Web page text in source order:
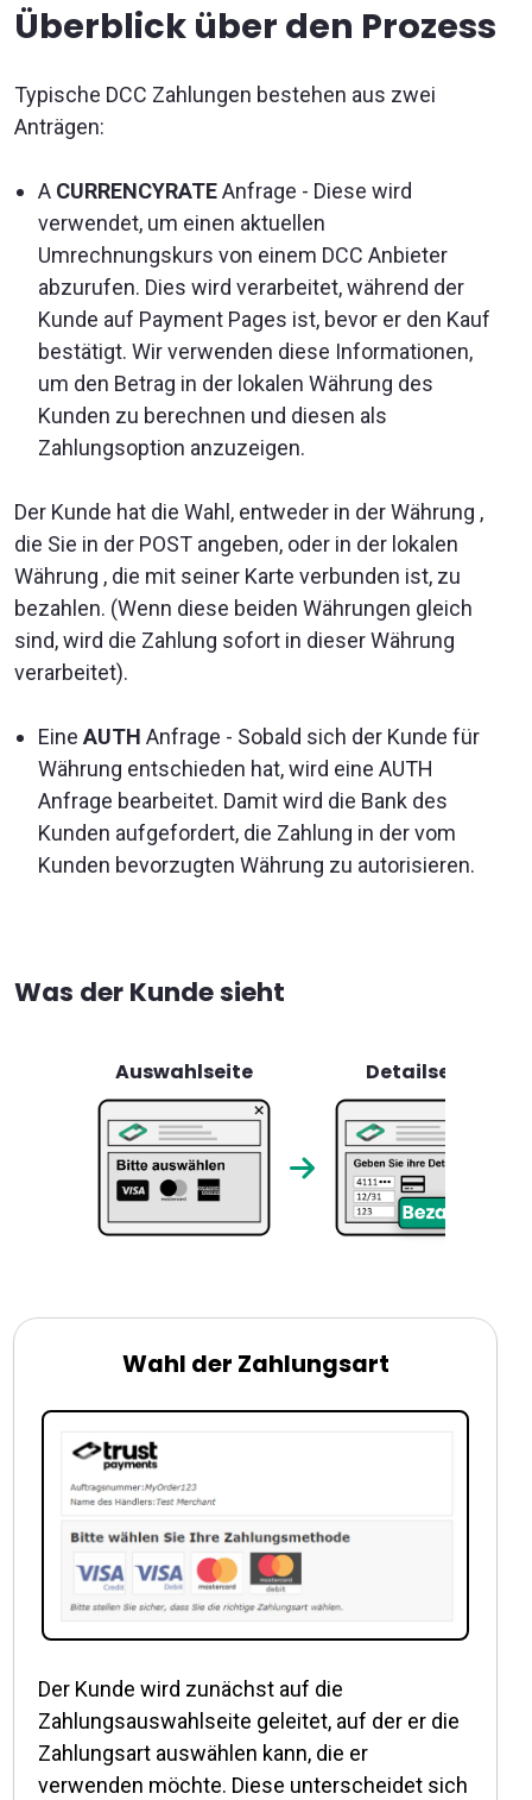
Überblick über den Prozess
Typische DCC Zahlungen bestehen aus zwei
Anträgen:
A CURRENCYRATEAnfrage - Diese wird
verwendet, um einen aktuellen
Umrechnungskurs von einem DCC Anbieter
abzurufen. Dies wird verarbeitet, während der
Kunde auf Payment Pages ist, bevor er den Kauf
bestätigt. Wir verwenden diese Informationen,
um den Betrag in der lokalen Währung des
Kunden zu berechnen und diesen als
Zahlungsoption anzuzeigen.
Der Kunde hat die Wahl, entweder in der Währung ,
die Sie in der POST angeben, oder in der lokalen
Währung , die mit seiner Karte verbunden ist, zu
bezahlen. (Wenn diese beiden Währungen gleich
sind, wird die Zahlung sofort in dieser Währung
verarbeitet).
Eine AUTH Anfrage - Sobald sich der Kunde für
Währung entschieden hat, wird eine AUTH
Anfrage bearbeitet. Damit wird die Bank des
Kunden aufgefordert, die Zahlung in der vom
Kunden bevorzugten Währung zu autorisieren.
Was der Kunde sieht
Auswahlseite Detailseite
Wahl der Zahlungsart
Der Kunde wird zunächst auf die
Zahlungsauswahlseite geleitet, auf der er die
Zahlungsart auswählen kann, die er
verwenden möchte. Diese unterscheidet sich